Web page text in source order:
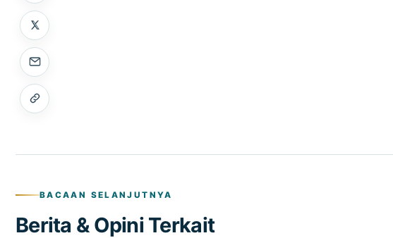
BACAAN SELANJUTNYA
Berita & Opini Terkait